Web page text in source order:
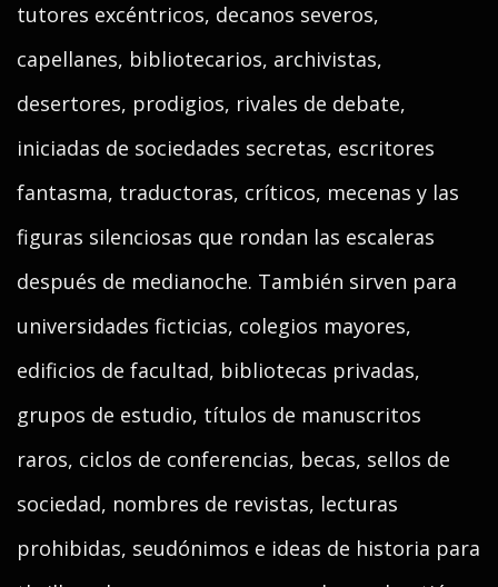
tutores excéntricos, decanos severos,
capellanes, bibliotecarios, archivistas,
desertores, prodigios, rivales de debate,
iniciadas de sociedades secretas, escritores
fantasma, traductoras, críticos, mecenas y las
figuras silenciosas que rondan las escaleras
después de medianoche. También sirven para
universidades ficticias, colegios mayores,
edificios de facultad, bibliotecas privadas,
grupos de estudio, títulos de manuscritos
raros, ciclos de conferencias, becas, sellos de
sociedad, nombres de revistas, lecturas
prohibidas, seudónimos e ideas de historia para